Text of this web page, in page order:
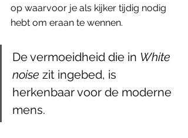
op waarvoor je als kijker tijdig nodig
hebt om eraan te wennen.
De vermoeidheid die in White
noise zit ingebed, is
herkenbaar voor de moderne
mens.